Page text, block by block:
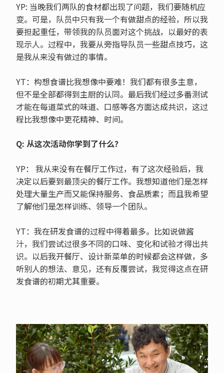
YP: 当晚我们两队的食材都出现了问题，我们要随机应
变。可是，队员中只有我一个有做甜点的经验，所以我
要担起重任，带领我的队员面对这个挑战，以最好的表
现示人。过程中，我要从旁指导队员一些甜点技巧，这
是我从来没有做过的事情。
YT：构想食谱比我想像中要难！我们都有很多主意，
但不是全部都得到主厨的认同。最后我们经过多番测试
才能在每道菜式的味道、口感等各方面达成共识，这过
程比我想像中更花精神、时间。
Q: 从这次活动你学到了什么？
YP： 我从来没有在餐厅工作过，有了这次经验后，我
决定以后要到最顶尖的餐厅工作。我想知道他们是怎样
处理大量生产而又能保持服务、食品质素；而且我希望
了解他们是怎样训练、领导一个团队。
YT：我在研发食谱的过程中得着最多。比如说做酱
汁，我们尝试过很多不同的口味、变化和试验才得出共
识。以后我开餐厅、设计新菜单的时候都会这样做，多
听别人的想法、意见，还有反覆尝试，我觉得这点在研
发食谱的初期尤其重要。